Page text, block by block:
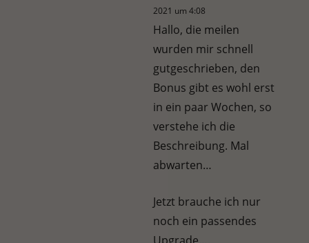
2021 um 4:08
Hallo, die meilen
wurden mir schnell
gutgeschrieben, den
Bonus gibt es wohl erst
in ein paar Wochen, so
verstehe ich die
Beschreibung. Mal
abwarten…
Jetzt brauche ich nur
noch ein passendes